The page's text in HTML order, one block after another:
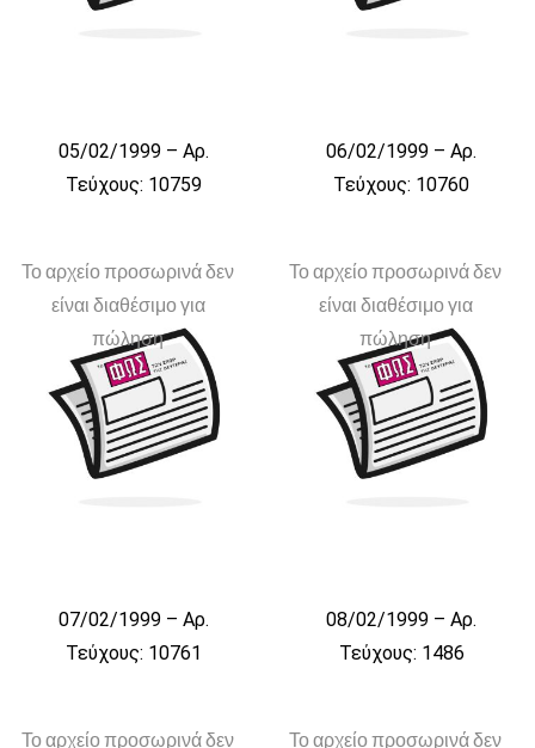
05/02/1999 – Αρ.
Τεύχους: 10759
06/02/1999 – Αρ.
Τεύχους: 10760
Το αρχείο προσωρινά δεν
είναι διαθέσιμο για
πώληση
07/02/1999 – Αρ.
Τεύχους: 10761
Το αρχείο προσωρινά δεν
είναι διαθέσιμο για
πώληση
08/02/1999 – Αρ.
Τεύχους: 1486
Το αρχείο προσωρινά δεν
Το αρχείο προσωρινά δεν